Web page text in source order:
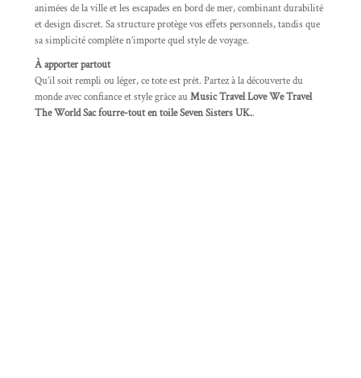
animées de la ville et les escapades en bord de mer, combinant durabilité
et design discret. Sa structure protège vos effets personnels, tandis que
sa simplicité complète n’importe quel style de voyage.
À apporter partout
Qu’il soit rempli ou léger, ce tote est prêt. Partez à la découverte du
monde avec confiance et style grâce auMusic Travel Love We Travel
The World Sac fourre-tout en toile Seven Sisters UK..